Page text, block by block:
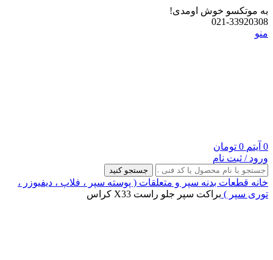
به موتکسو خوش اومدی!
021-33920308
منو
0 آیتم 0 تومان
ورود / ثبت نام
جستجو کنید
خانه قطعات بدنه سپر و متعلقات ( پوسته سپر ، فلاپ ، دیفیوزر ،
توری سپر ) براکت سپر جلو راست X33 کراس